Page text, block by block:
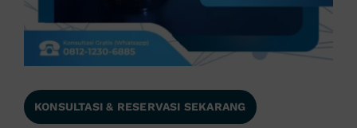
KONSULTASI & RESERVASI SEKARANG